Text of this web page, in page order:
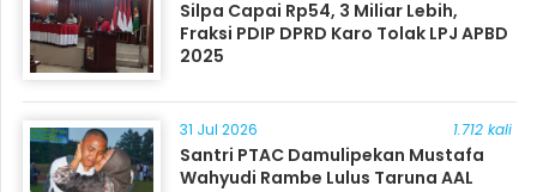
Silpa Capai Rp54, 3 Miliar Lebih,
Fraksi PDIP DPRD Karo Tolak LPJ APBD
2025
31 Jul 2026 1.712 kali
Santri PTAC Damulipekan Mustafa
Wahyudi Rambe Lulus Taruna AAL